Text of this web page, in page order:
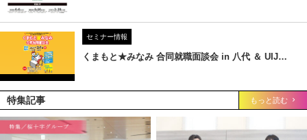
セミナー情報
くまもと★みなみ 合同就職面談会 in 八代 ＆ UIJ…
特集記事 もっと読む